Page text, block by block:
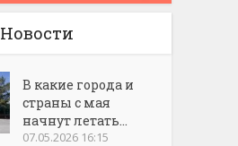
Новости
В какие города и
страны с мая
начнут летать...
07.05.2026 16:15